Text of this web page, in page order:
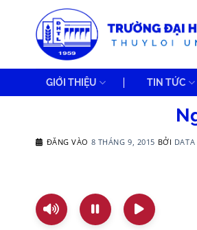
GIỚI THIỆU TIN TỨC
ĐĂNG VÀO 8 THÁNG 9, 2015 BỞI